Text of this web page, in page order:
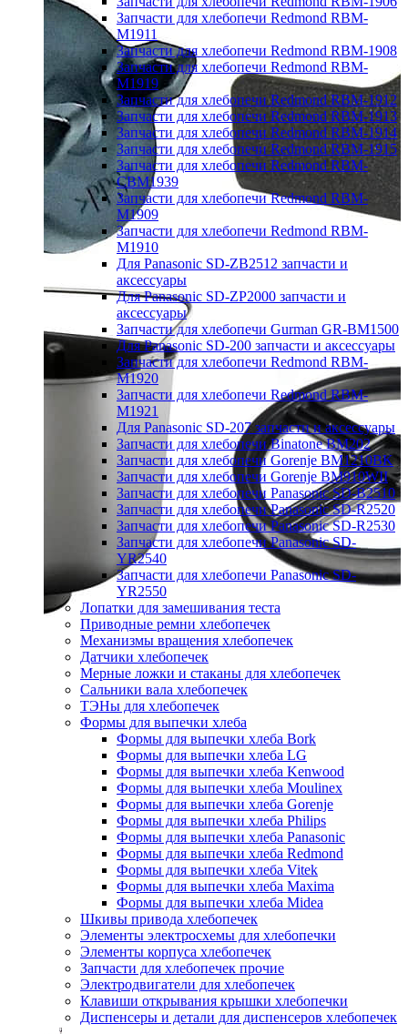
Запчасти для хлебопечи Redmond RBM-
M1911
Запчасти для хлебопечи Redmond RBM-1908
Запчасти для хлебопечи Redmond RBM-
M1919
Запчасти для хлебопечи Redmond RBM-1912
Запчасти для хлебопечи Redmond RBM-1913
Запчасти для хлебопечи Redmond RBM-1914
Запчасти для хлебопечи Redmond RBM-1915
Запчасти для хлебопечи Redmond RBM-
CBM1939
Запчасти для хлебопечи Redmond RBM-
M1909
Запчасти для хлебопечи Redmond RBM-
M1910
Для Panasonic SD-ZB2512 запчасти и
аксессуары
Для Panasonic SD-ZP2000 запчасти и
аксессуары
Запчасти для хлебопечи Gurman GR-BM1500
Для Panasonic SD-200 запчасти и аксессуары
Запчасти для хлебопечи Redmond RBM-
M1920
Запчасти для хлебопечи Redmond RBM-
M1921
Для Panasonic SD-207 запчасти и аксессуары
Запчасти для хлебопечи Binatone BM202
Запчасти для хлебопечи Gorenje BM1210BK
Запчасти для хлебопечи Gorenje BM910WII
Запчасти для хлебопечи Panasonic SD-B2510
Запчасти для хлебопечи Panasonic SD-R2520
Запчасти для хлебопечи Panasonic SD-R2530
Запчасти для хлебопечи Panasonic SD-
YR2540
Запчасти для хлебопечи Panasonic SD-
YR2550
Лопатки для замешивания теста
Приводные ремни хлебопечек
Механизмы вращения хлебопечек
Датчики хлебопечек
Мерные ложки и стаканы для хлебопечек
Сальники вала хлебопечек
ТЭНы для хлебопечек
Формы для выпечки хлеба
Формы для выпечки хлеба Bork
Формы для выпечки хлеба LG
Формы для выпечки хлеба Kenwood
Формы для выпечки хлеба Moulinex
Формы для выпечки хлеба Gorenje
Формы для выпечки хлеба Philips
Формы для выпечки хлеба Panasonic
Формы для выпечки хлеба Redmond
Формы для выпечки хлеба Vitek
Формы для выпечки хлеба Maxima
Формы для выпечки хлеба Midea
Шкивы привода хлебопечек
Элементы электросхемы для хлебопечки
Элементы корпуса хлебопечек
Запчасти для хлебопечек прочие
Электродвигатели для хлебопечек
Клавиши открывания крышки хлебопечки
Диспенсеры и детали для диспенсеров хлебопечек